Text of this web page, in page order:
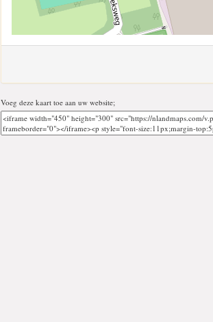
Voeg deze kaart toe aan uw website;